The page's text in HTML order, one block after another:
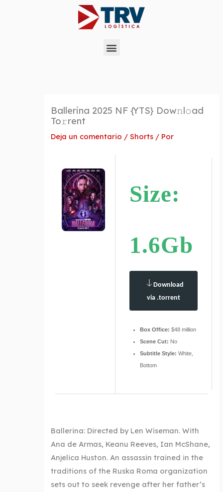
Menu
Ballerina 2025 NF {YTS} Dow𝚗l𝚘ad
To𝚛rent
Deja un comentario /Shorts / Por
Size:
1.6Gb
Download
via .torrent
Box Office: $48 million
Scene Cut: No
Subtitle Style: White,
Bottom
Ballerina: Directed by Len Wiseman. With
Ana de Armas, Keanu Reeves, Ian McShane,
Anjelica Huston. An assassin trained in the
traditions of the Ruska Roma organization
sets out to seek revenge after her father’s